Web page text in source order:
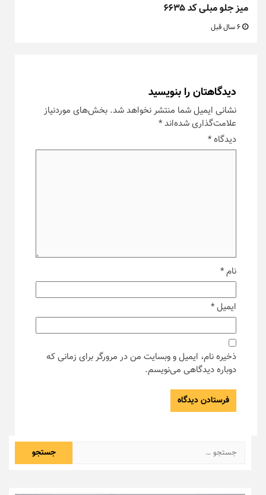
میز جلو مبلی کد ۶۶۳۵
دیدگاهتان را بنویسید
نشانی ایمیل شما منتشر نخواهد شد. بخش‌های موردنیاز
علامت‌گذاری شده‌اند*
دیدگاه*
نام*
ایمیل*
ذخیره نام، ایمیل و وبسایت من در مرورگر برای زمانی که
دوباره دیدگاهی می‌نویسم.
جستجو
برای: